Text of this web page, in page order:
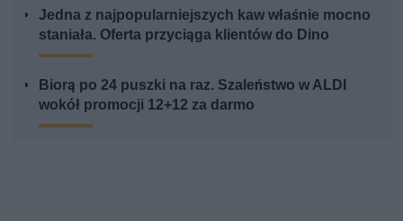
Jedna z najpopularniejszych kaw właśnie mocno
staniała. Oferta przyciąga klientów do Dino
Biorą po 24 puszki na raz. Szaleństwo w ALDI
wokół promocji 12+12 za darmo